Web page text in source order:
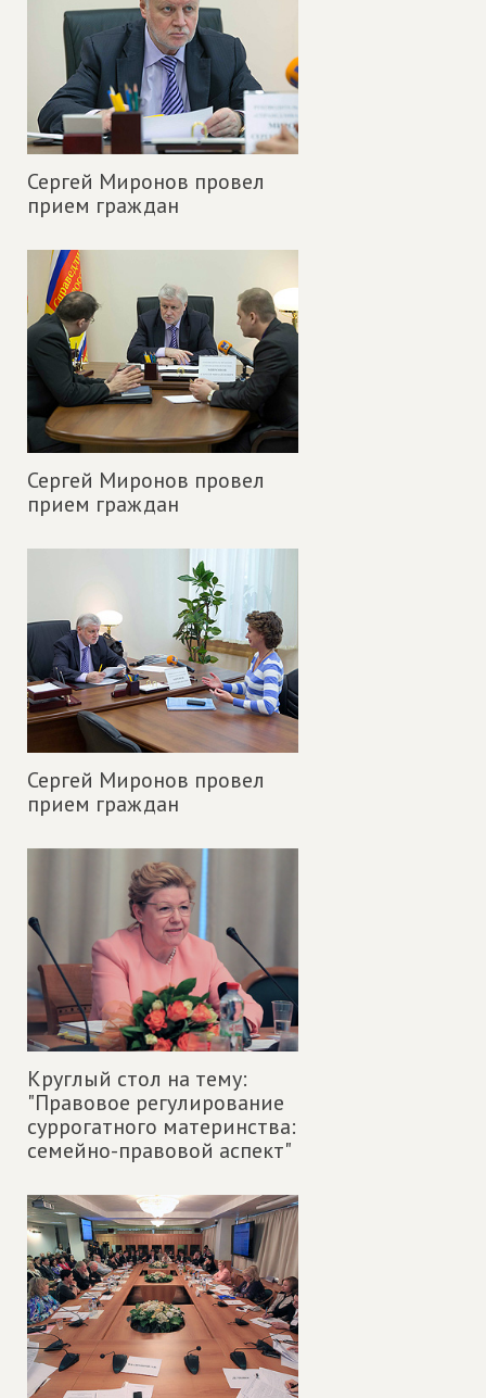
Сергей Миронов провел
прием граждан
Сергей Миронов провел
прием граждан
Сергей Миронов провел
прием граждан
Круглый стол на тему:
"Правовое регулирование
суррогатного материнства:
семейно-правовой аспект"